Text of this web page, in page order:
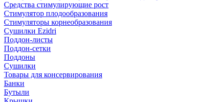
Средства стимулирующие рост
Стимулятор плодообразования
Стимуляторы корнеобразования
Сушилки Ezidri
Поддон-листы
Поддон-сетки
Поддоны
Сушилки
Товары для консервирования
Банки
Бутыли